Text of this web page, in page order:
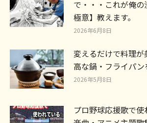
で・・・これが俺
極意】教えます。
2026年6月8日
変えるだけで料理
高な鍋・フライパン
2026年5月8日
プロ野球応援歌で